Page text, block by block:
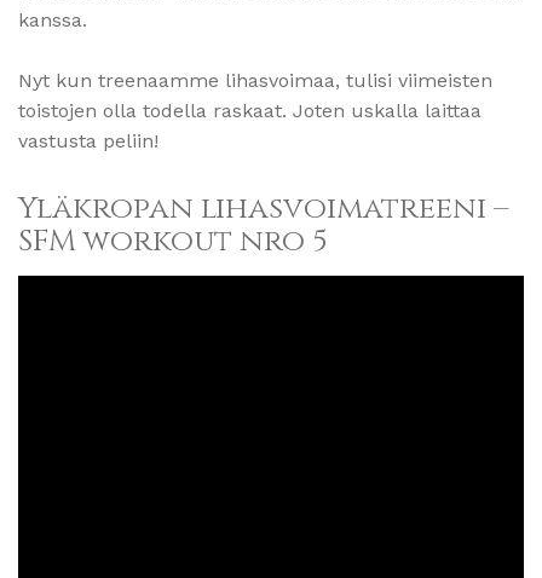
kanssa.
Nyt kun treenaamme lihasvoimaa, tulisi viimeisten
toistojen olla todella raskaat. Joten uskalla laittaa
vastusta peliin!
Yläkropan lihasvoimatreeni –
SFM workout nro 5